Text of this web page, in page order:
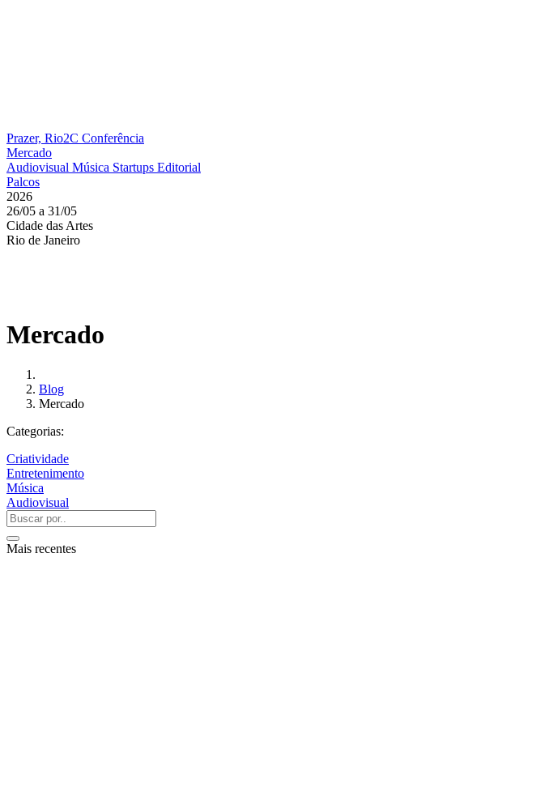
Prazer, Rio2C Conferência
Mercado
Audiovisual Música Startups Editorial
Palcos
2026
26/05 a 31/05
Cidade das Artes
Rio de Janeiro
Mercado
Blog
Mercado
Categorias:
Criatividade
Entretenimento
Música
Audiovisual
Mais recentes